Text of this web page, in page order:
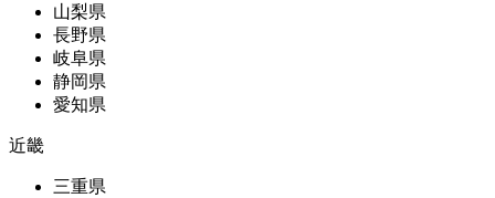
山梨県
長野県
岐阜県
静岡県
愛知県
近畿
三重県